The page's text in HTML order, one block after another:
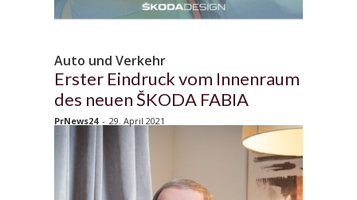
Auto und Verkehr
Erster Eindruck vom Innenraum
des neuen ŠKODA FABIA
PrNews24 - 29. April 2021